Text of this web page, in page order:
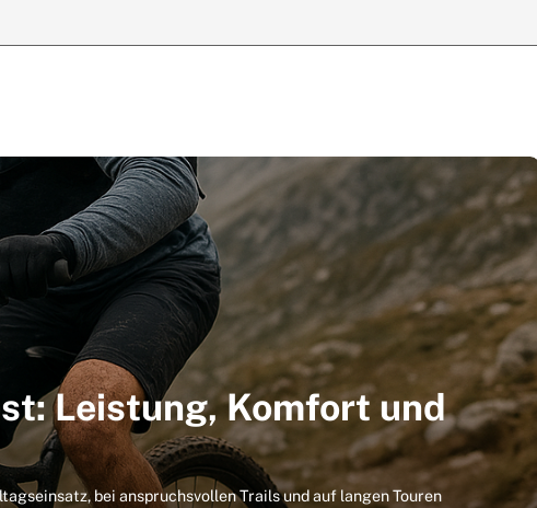
Leistung, Komfort und
bei anspruchsvollen Trails und auf langen Touren